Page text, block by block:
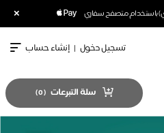
باستخدام متصفح سفاري ×
تسجيل دخول | إنشاء حساب
سلة التبرعات (
0
)